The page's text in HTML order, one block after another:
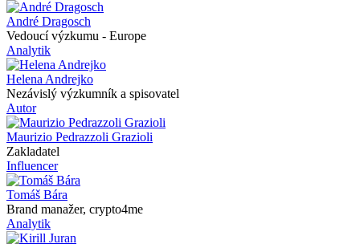
André Dragosch
Vedoucí výzkumu - Europe
Analytik
Helena Andrejko
Nezávislý výzkumník a spisovatel
Autor
Maurizio Pedrazzoli Grazioli
Zakladatel
Influencer
Tomáš Bára
Brand manažer, crypto4me
Analytik